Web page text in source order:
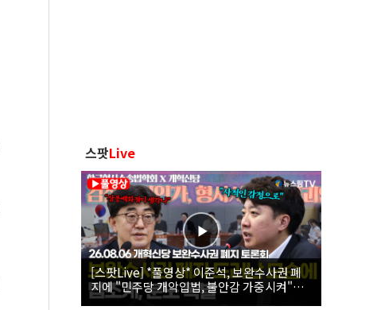
스팟Live
[스팟Live] *풀영상* 이준석, 보완수사권 폐
지에 "민주당 개악입법, 불안감 가중시켜"｜
26.08.06 개혁신당 보완수사권 폐지 토론회